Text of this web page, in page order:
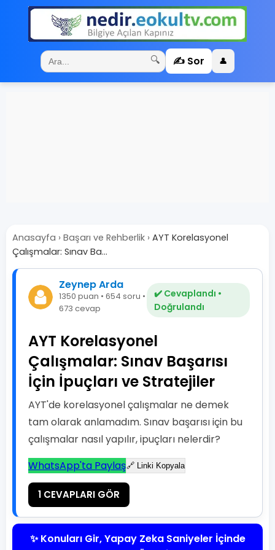
🔍 ✍️ Sor 👤
Anasayfa › Başarı ve Rehberlik › AYT Korelasyonel
Çalışmalar: Sınav Ba...
Zeynep Arda
1350 puan • 654 soru •
673 cevap
✔️ Cevaplandı •
Doğrulandı
AYT Korelasyonel
Çalışmalar: Sınav Başarısı
İçin İpuçları ve Stratejiler
AYT'de korelasyonel çalışmalar ne demek
tam olarak anlamadım. Sınav başarısı için bu
çalışmalar nasıl yapılır, ipuçları nelerdir?
WhatsApp'ta Paylaş🔗 Linki Kopyala
1 CEVAPLARI GÖR
✨ Konuları Gir, Yapay Zeka Saniyeler İçinde